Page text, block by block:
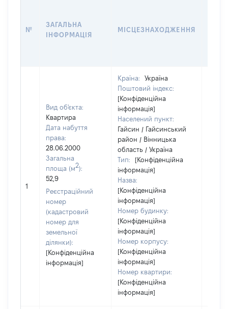
№
ЗАГАЛЬНА
ІНФОРМАЦІЯ
МІСЦЕЗНАХОДЖЕННЯ
1
Вид об'єкта:
Квартира
Дата набуття
права:
28.06.2000
Загальна
площа (м2):
52,9
Реєстраційний
номер
(кадастровий
номер для
земельної
ділянки):
[Конфіденційна
інформація]
Країна:
Україна
Поштовий індекс:
[Конфіденційна
інформація]
Населений пункт:
Гайсин / Гайсинський
район / Вінницька
область / Україна
Тип:
[Конфіденційна
інформація]
Назва:
[Конфіденційна
інформація]
Номер будинку:
[Конфіденційна
інформація]
Номер корпусу:
[Конфіденційна
інформація]
Номер квартири:
[Конфіденційна
інформація]